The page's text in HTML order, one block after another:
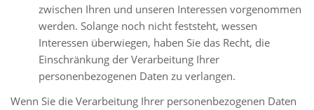
zwischen Ihren und unseren Interessen vorgenommen
werden. Solange noch nicht feststeht, wessen
Interessen überwiegen, haben Sie das Recht, die
Einschränkung der Verarbeitung Ihrer
personenbezogenen Daten zu verlangen.
Wenn Sie die Verarbeitung Ihrer personenbezogenen Daten